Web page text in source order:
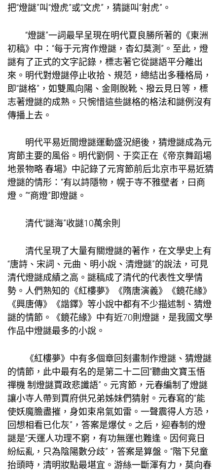
把“燈謎”叫“燈虎”或“文虎”，猜謎叫“射虎”。
“燈謎”一詞最早呈現在明代夏良勝所著的《東洲
初稿》中：“每于元宵作燈謎，杳幻莫測”。至此，燈
謎有了正式的文字記錄，標志著它從謎語平分離出
來。明代對燈謎停止收拾、規范，總結出多種格局，
即“謎格”，如雙鳳向陽、金剛脫靴、撥云見日等，標
志著燈謎的成熟。只惋惜這些謎格的格法和謎例沒有
傳播上去。
明代平易近間燈謎運動盛況絕後，猜燈謎成為元
宵節主要的風俗。明代劉侗、于奕正在《帝京舞蹈場
地景物略·春場》中記錄了元宵節前后北京市平易近猜
燈謎的情形：“有以詩隱物，幌于寺不雅壁者，曰商
燈。”“商燈”即燈謎。
清代“謎海”收謎10萬余則
清代呈現了大量有關燈謎的著作，在文學史上有
“唐詩、宋詞、元曲、明小說、清燈謎”的說法，可見
清代燈謎成績之高。謎稿成了清代的代表性文學情
勢。人們熟知的《紅樓夢》《隋唐演義》《鏡花緣》
《興唐傳》《諧鐸》等小說中都有不少描述制、猜燈
謎的情節。《鏡花緣》中有近70則燈謎，是我國文學
作品中燈謎最多的小說。
《紅樓夢》中有多個章回刻畫制作燈謎、猜燈謎
的情節，此中最有名的是第二十二回“聽曲文寶玉悟
禪機 制燈謎賈政悲讖語”。元宵節，元春編制了燈謎
讓小寺人帶到賈府供兄弟姊妹們猜射。元春寫的“能
使妖魔膽盡摧，身如束帛氣如雷。一聲震得人方恐，
回想相看已化灰”，答案是爆仗。之后，迎春制的燈
謎是“天運人功理不窮，有功無運也難逢。因何竟日
紛紜亂，只為陰陽數分歧”，答案是算盤。“階下兒童
抬頭時，清明妝點最堪宜。游絲一斷渾有力，莫向春